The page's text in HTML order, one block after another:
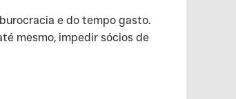
e do tempo gasto.
mesmo, impedir sócios de